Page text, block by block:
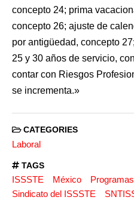
concepto 24; prima
concepto 26; ajuste de
por antigüedad, concepto
25 y 30 años de servicio,
contar con Riesgos
se incrementa.»
CATEGORIES
Laboral
TAGS
ISSSTE México
Sindicato del ISSSTE